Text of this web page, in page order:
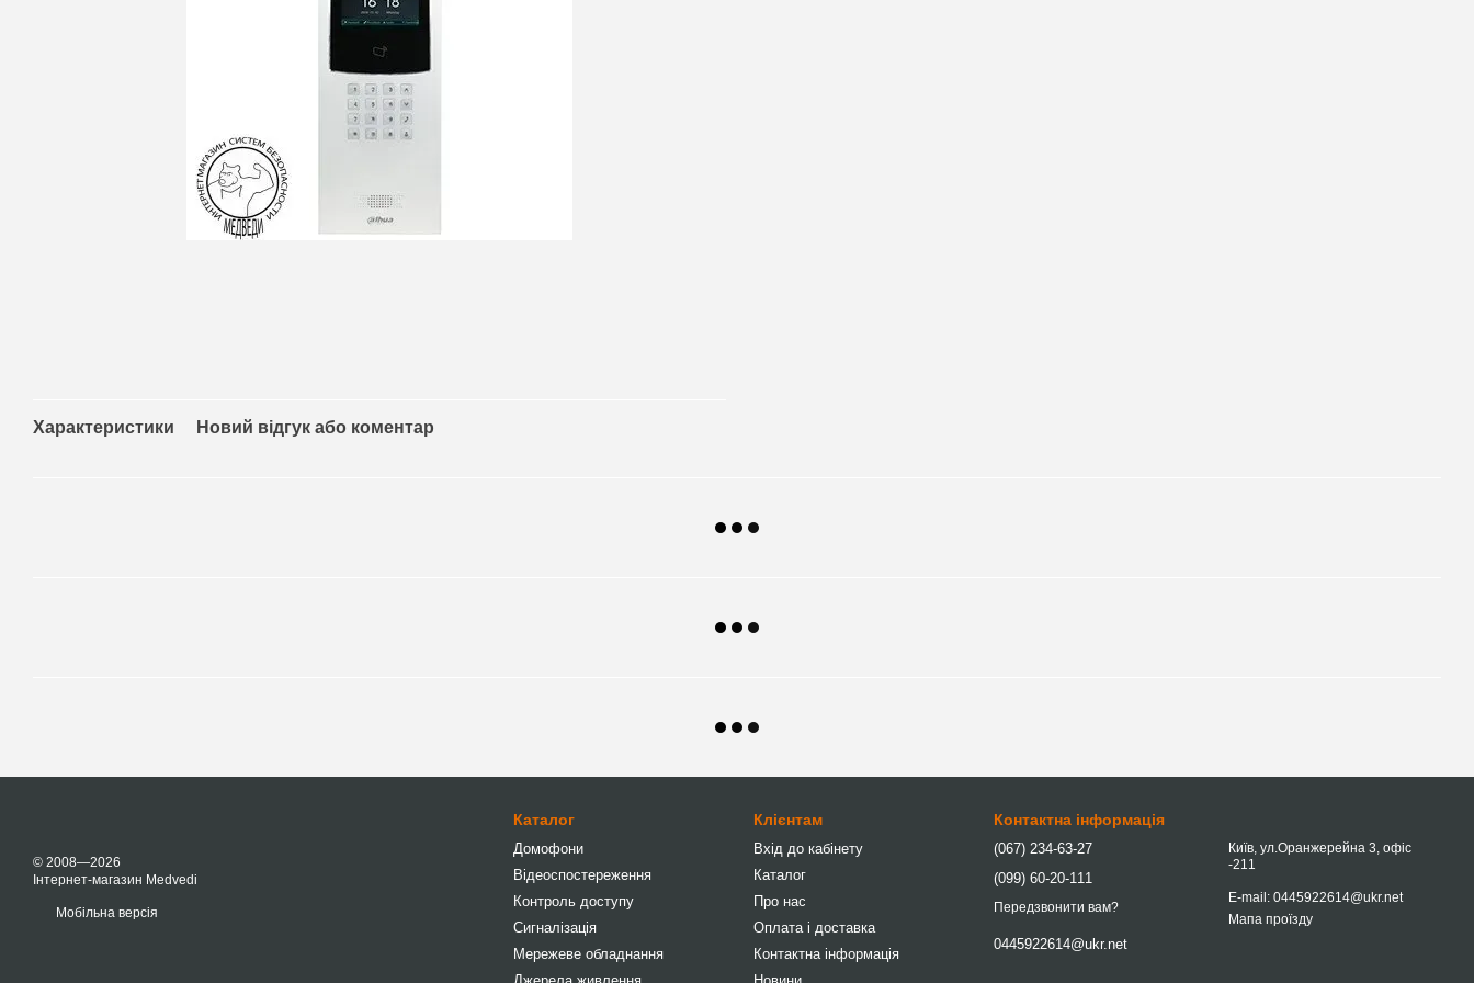
Характеристики Новий відгук або коментар
© 2008—2026
Інтернет-магазин Medvedi
Мобільна версія
Каталог
Домофони
Відеоспостереження
Контроль доступу
Сигналізація
Мережеве обладнання
Клієнтам
Вхід до кабінету
Каталог
Про нас
Оплата і доставка
Контактна інформація
Контактна інформація
(067) 234-63-27
(099) 60-20-111
Передзвонити вам?
0445922614@ukr.net
Київ, ул.Оранжерейна 3, офіс
-211
E-mail: 0445922614@ukr.net
Мапа проїзду